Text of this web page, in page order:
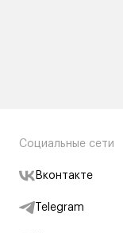
Социальные сети
Вконтакте
Telegram